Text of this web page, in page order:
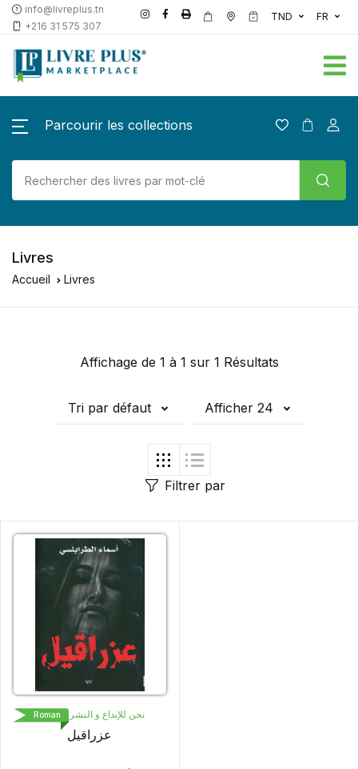
info@livreplus.tn
+216 31 575 307
TND FR
Parcourir les collections
Livres
Accueil Livres
Affichage de 1 à 1 sur 1 Résultats
Tri par défaut Afficher 24
Filtrer par
نحن للإبداع و النشر و التوزيع
عزراقيل
Roman